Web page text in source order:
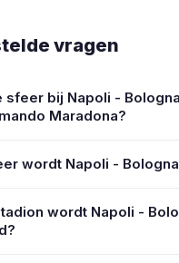
vragen
sfeer bij Napoli -
Maradona?
wordt Napoli -
wordt Napoli -